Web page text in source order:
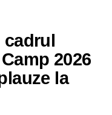
Arini, competiția se
ocazia de a
Evenimentul este
vârste cuprinse între
cadrul
2026
la